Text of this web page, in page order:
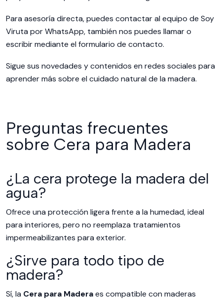
Para asesoría directa, puedes contactar al equipo de Soy
Viruta por WhatsApp, también nos puedes llamaro
escribir mediante el formulario de contacto.
Sigue sus novedades y contenidos en redes sociales para
aprender más sobre el cuidado natural de la madera.
Preguntas frecuentes
sobre Cera para Madera
¿La cera protege la madera del
agua?
Ofrece una protección ligera frente a la humedad, ideal
para interiores, pero no reemplaza tratamientos
impermeabilizantes para exterior.
¿Sirve para todo tipo de
madera?
Sí, la Cera para Maderaes compatible con maderas